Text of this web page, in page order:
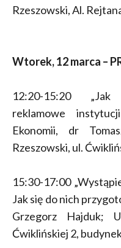
Rzeszowski, Al.
Wtorek, 12 marca –
12:20-15:20
reklamowe
Ekonomii, dr
Rzeszowski, ul.
15:30-17:00
Jak się do nich
Grzegorz Hajduk;
Ćwiklińskiej 2,